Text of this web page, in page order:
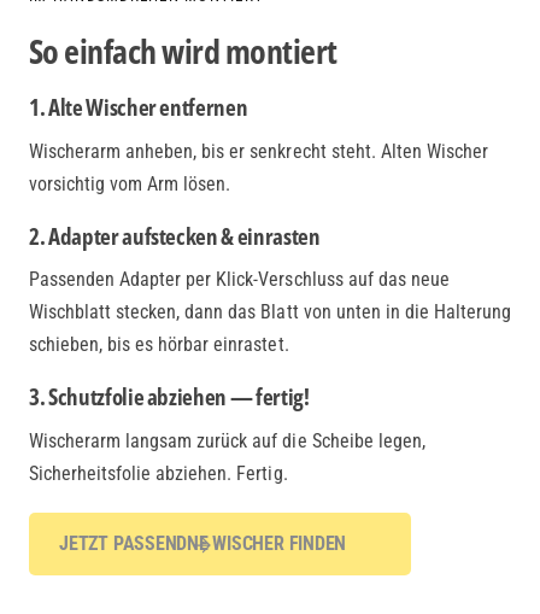
So einfach wird montiert
1. Alte Wischer entfernen
Wischerarm anheben, bis er senkrecht steht. Alten Wischer
vorsichtig vom Arm lösen.
2. Adapter aufstecken & einrasten
Passenden Adapter per Klick-Verschluss auf das neue
Wischblatt stecken, dann das Blatt von unten in die Halterung
schieben, bis es hörbar einrastet.
3. Schutzfolie abziehen — fertig!
Wischerarm langsam zurück auf die Scheibe legen,
Sicherheitsfolie abziehen. Fertig.
JETZT PASSENDNE WISCHER FINDEN